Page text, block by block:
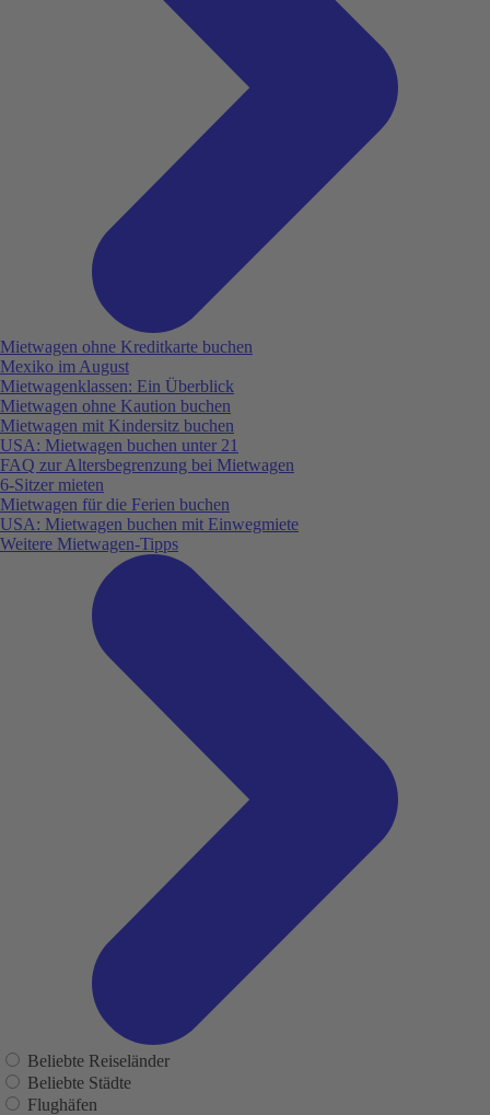
Mietwagen ohne Kreditkarte buchen
Mexiko im August
Mietwagenklassen: Ein Überblick
Mietwagen ohne Kaution buchen
Mietwagen mit Kindersitz buchen
USA: Mietwagen buchen unter 21
FAQ zur Altersbegrenzung bei Mietwagen
6-Sitzer mieten
Mietwagen für die Ferien buchen
USA: Mietwagen buchen mit Einwegmiete
Weitere Mietwagen-Tipps
Beliebte Reiseländer
Beliebte Städte
Flughäfen